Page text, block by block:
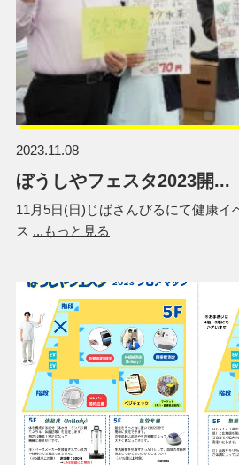
2023.11.08
ぼうしやフェスタ2023開...
11月5日(日)じばさんびるにて健康イ
ス ...もっと見る